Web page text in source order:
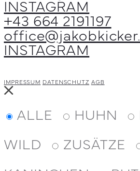
der
Produktseite
gewählt
werden
INSTAGRAM
+43 664 2191197
INSTAGRAM
IMPRESSUM DATENSCHUTZ AGB
Close
ALLE HUHN
WILD
ZUSÄTZE